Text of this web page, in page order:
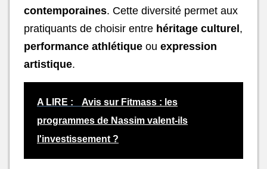
contemporaines. Cette diversité permet aux
pratiquants de choisir entre héritage culturel ,
performance athlétique ou expression
artistique.
A LIRE :
Avis sur Fitmass : les
programmes de Nassim valent-ils
l'investissement ?